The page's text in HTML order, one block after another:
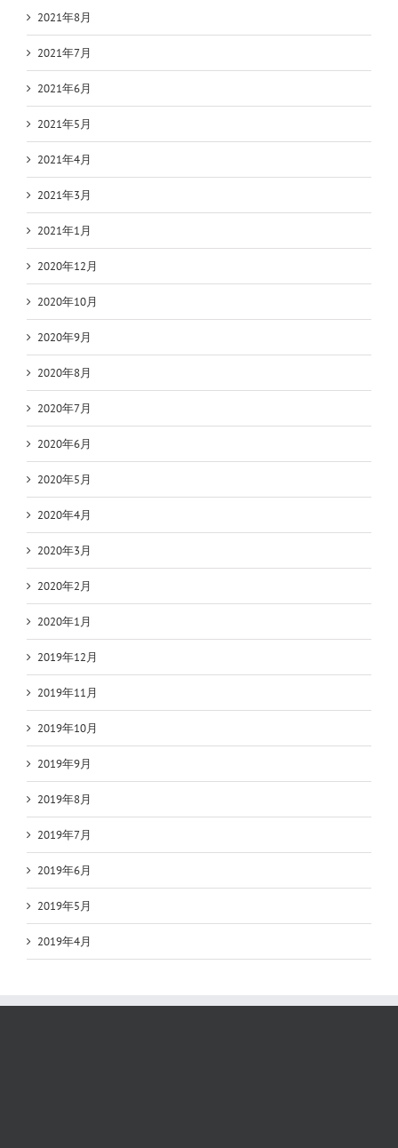
2021年8月
2021年7月
2021年6月
2021年5月
2021年4月
2021年3月
2021年1月
2020年12月
2020年10月
2020年9月
2020年8月
2020年7月
2020年6月
2020年5月
2020年4月
2020年3月
2020年2月
2020年1月
2019年12月
2019年11月
2019年10月
2019年9月
2019年8月
2019年7月
2019年6月
2019年5月
2019年4月